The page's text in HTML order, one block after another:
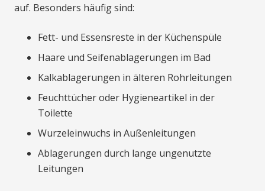
auf. Besonders häufig sind:
Fett- und Essensreste in der Küchenspüle
Haare und Seifenablagerungen im Bad
Kalkablagerungen in älteren Rohrleitungen
Feuchttücher oder Hygieneartikel in der
Toilette
Wurzeleinwuchs in Außenleitungen
Ablagerungen durch lange ungenutzte
Leitungen